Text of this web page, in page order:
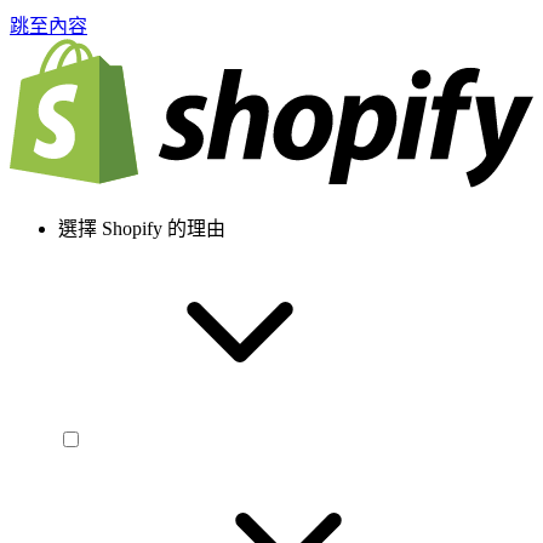
跳至內容
選擇 Shopify 的理由